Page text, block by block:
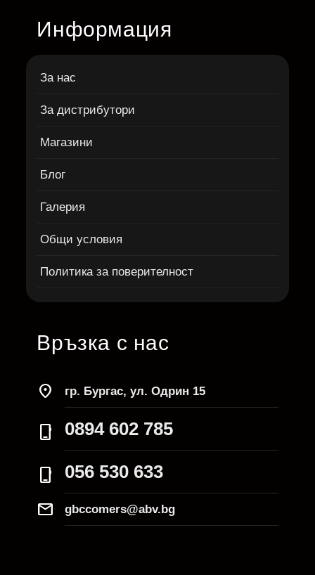
Информация
За нас
За дистрибутори
Магазини
Блог
Галерия
Общи условия
Политика за поверителност
Връзка с нас
location_on гр. Бургас, ул. Одрин 15
phone_iphone 0894 602 785
phone_iphone 056 530 633
Mail gbccomers@abv.bg